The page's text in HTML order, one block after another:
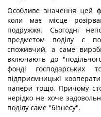
Особливе значення цей
коли має місце
подружжя. Сьогодні
предметом поділу є
споживчий, а саме
включають до
фонді господарських
підприємницькі
папери тощо. Причому
нерідко не хоче
поділу саме "бізнесу".